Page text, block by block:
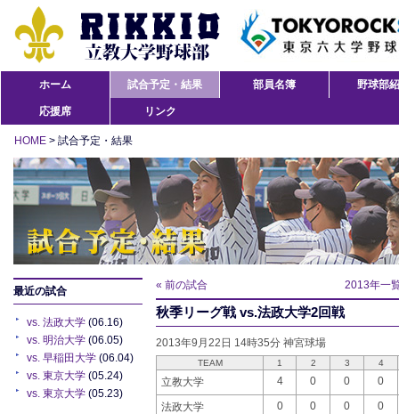
ホーム 試合予定・結果 部員名簿 野球部
応援席 リンク
HOME > 試合予定・結果
最近の試合
vs. 法政大学 (06.16)
vs. 明治大学 (06.05)
vs. 早稲田大学 (06.04)
vs. 東京大学 (05.24)
vs. 東京大学 (05.23)
« 前の試合 2013年一
秋季リーグ戦 vs.法政大学2回戦
2013年9月22日 14時35分 神宮球場
TEAM 1 2 3 4
立教大学 4 0 0 0
法政大学 0 0 0 0